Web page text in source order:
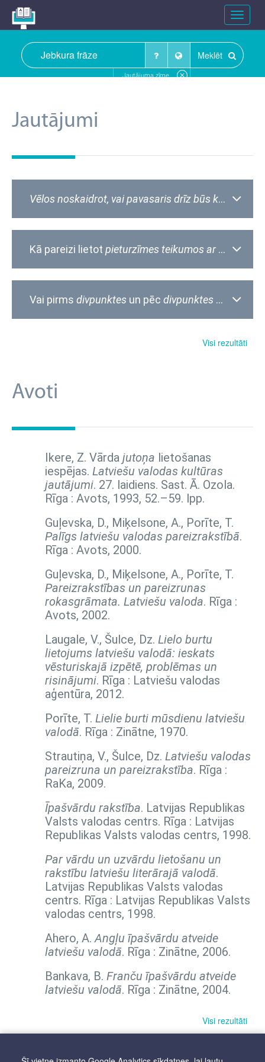
Toggle
Meklēt
Jautājuma zīme
Jautājumi
Vēlos noskaidrot, vai pavasaris drīz būs klāt ?– Vai
Kā pareizi lietot pieturzīmesteikumos ar īpašu emocionālu
Vai pirms divpunktes un pēc divpunktes
Visi rezultāti
Avoti
Ikere, Z. Vārda jutoņa lietošanas
iespējas. Latviešu valodas kultūras
jautājumi. 27. laidiens. Sast. Ā. Ozola.
Rīga : Avots, 1993, 52.–59. lpp.
Guļevska, D., Miķelsone, A., Porīte, T.
Palīgs latviešu valodas pareizrakstībā.
Rīga : Avots, 2000.
Guļevska, D., Miķelsone, A., Porīte, T.
Pareizrakstības un pareizrunas
rokasgrāmata. Latviešu valoda. Rīga :
Avots, 2002.
Laugale, V., Šulce, Dz. Lielo burtu
lietojums latviešu valodā: ieskats
vēsturiskajā izpētē, problēmas un
risinājumi. Rīga : Latviešu valodas
aģentūra, 2012.
Porīte, T. Lielie burti mūsdienu latviešu
valodā. Rīga : Zinātne, 1970.
Strautiņa, V., Šulce, Dz. Latviešu valodas
pareizruna un pareizrakstība. Rīga :
RaKa, 2009.
Īpašvārdu rakstība. Latvijas Republikas
Valsts valodas centrs. Rīga : Latvijas
Republikas Valsts valodas centrs, 1998.
Par vārdu un uzvārdu lietošanu un
rakstību latviešu literārajā valodā.
Latvijas Republikas Valsts valodas
centrs. Rīga : Latvijas Republikas Valsts
valodas centrs, 1998.
Ahero, A.Angļu īpašvārdu atveide
latviešu valodā. Rīga : Zinātne, 2006.
Bankava, B. Franču īpašvārdu atveide
latviešu valodā. Rīga : Zinātne, 2004.
Visi rezultāti